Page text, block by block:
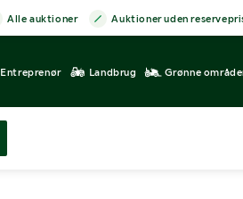
Alle auktioner Auktioner uden
Entreprenør Landbrug Grønne